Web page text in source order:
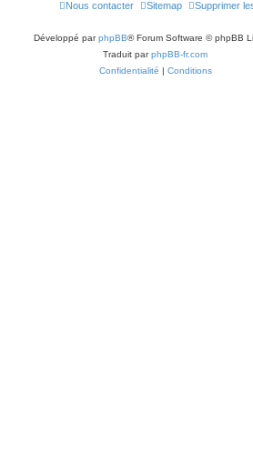
Supprimer
Sitemap
Nous contacter
Développé parphpBB® Forum Software © phpBB
Traduit parphpBB-fr.com
Confidentialité | Conditions